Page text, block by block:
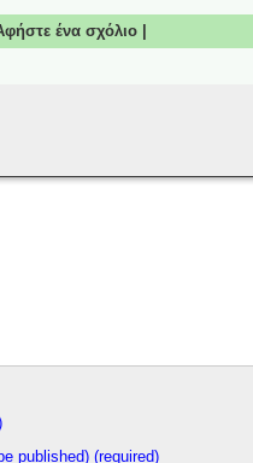
ένα σχόλιο|
published) (required)